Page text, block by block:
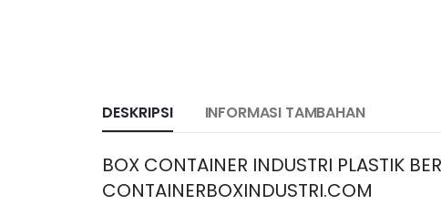
DESKRIPSI INFORMASI TAMBAHAN
BOX CONTAINER INDUSTRI PLASTIK
CONTAINERBOXINDUSTRI.COM